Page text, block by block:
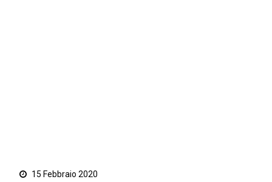
15 Febbraio 2020